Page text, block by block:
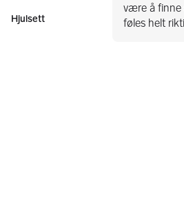
Hjulsett
være å finne
føles helt